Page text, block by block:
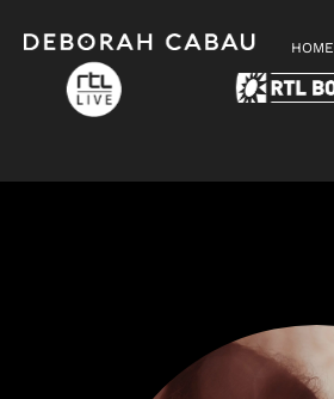
HOME